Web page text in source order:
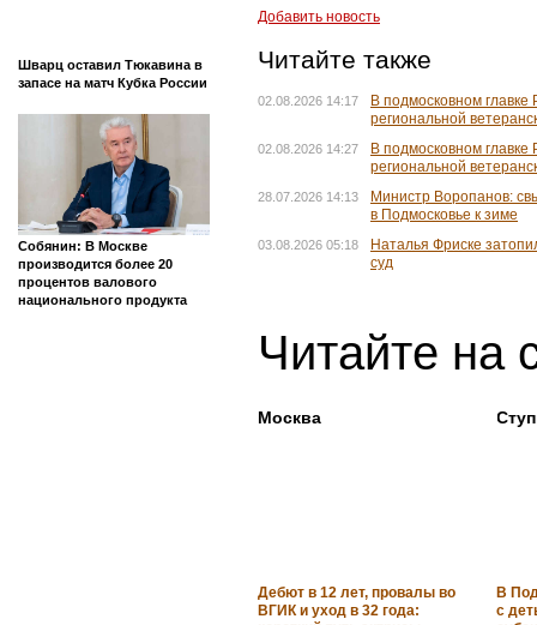
Шварц оставил Тюкавина в
запасе на матч Кубка России
Собянин: В Москве
производится более 20
процентов валового
национального продукта
Добавить новость
Читайте также
02.08.2026 14:17
В подмосковном главке
региональной
02.08.2026 14:27
В подмосковном главке
региональной
28.07.2026 14:13
Министр Воропанов:
в Подмосковье к зиме
03.08.2026 05:18
Наталья Фриске
суд
Читайте на
Москва
Дебют в 12 лет, провалы во
ВГИК и уход в 32 года:
В
с